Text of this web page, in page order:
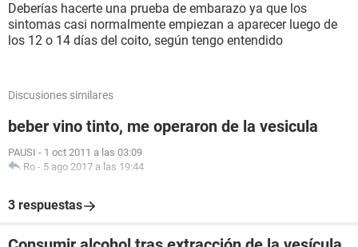
Deberías hacerte una prueba de embarazo ya que los
sintomas casi normalmente empiezan a aparecer luego de
los 12 o 14 días del coito, según tengo entendido
Discusiones similares
beber vino tinto, me operaron de la vesicula
PAUSI - 1 oct 2011 a las 03:09
Ro - 5 ago 2017 a las 19:44
3 respuestas